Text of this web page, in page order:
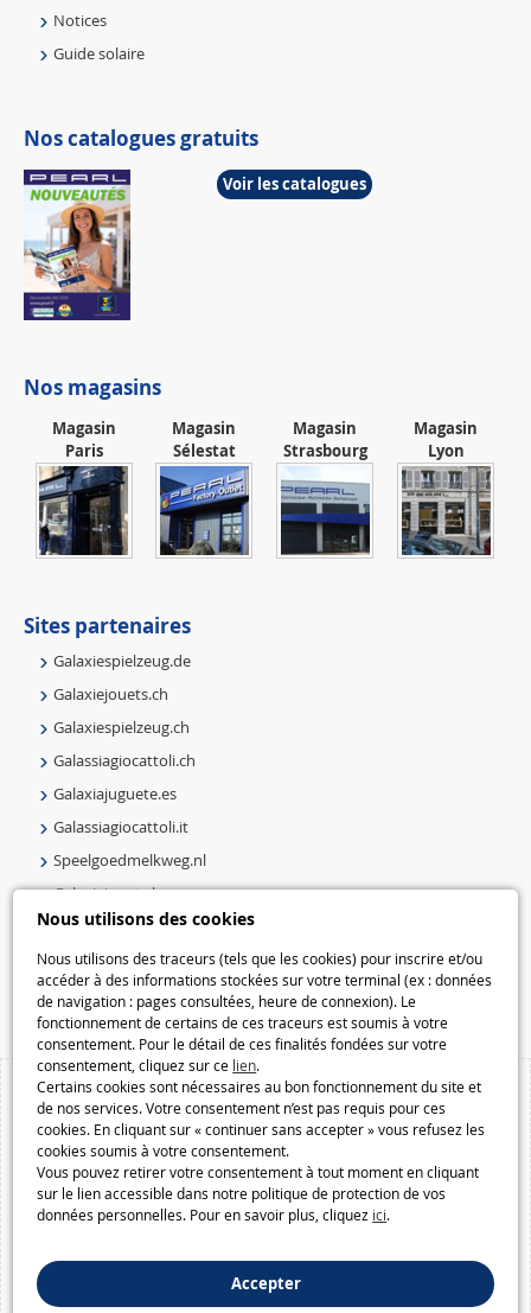
Nous utilisons des cookies
Nous utilisons des traceurs (tels que les cookies) pour inscrire et/ou
accéder à des informations stockées sur votre terminal (ex : données
de navigation : pages consultées, heure de connexion). Le
fonctionnement de certains de ces traceurs est soumis à votre
consentement. Pour le détail de ces finalités fondées sur votre
consentement, cliquez sur ce lien.
Certains cookies sont nécessaires au bon fonctionnement du site et
de nos services. Votre consentement n’est pas requis pour ces
cookies. En cliquant sur « continuer sans accepter » vous refusez les
cookies soumis à votre consentement.
Vous pouvez retirer votre consentement à tout moment en cliquant
sur le lien accessible dans notre politique de protection de vos
données personnelles. Pour en savoir plus, cliquez ici.
Accepter
Notices
Guide solaire
Nos catalogues gratuits
Voir les catalogues
Nos magasins
Magasin
Paris
Magasin
Sélestat
Magasin
Strasbourg
Magasin
Lyon
Sites partenaires
Galaxiespielzeug.de
Galaxiejouets.ch
Galaxiespielzeug.ch
Galassiagiocattoli.ch
Galaxiajuguete.es
Galassiagiocattoli.it
Speelgoedmelkweg.nl
Galaxiejouets.be
Galaxiespielzeug.be
Speelgoedmelkweg.be
Macway.com